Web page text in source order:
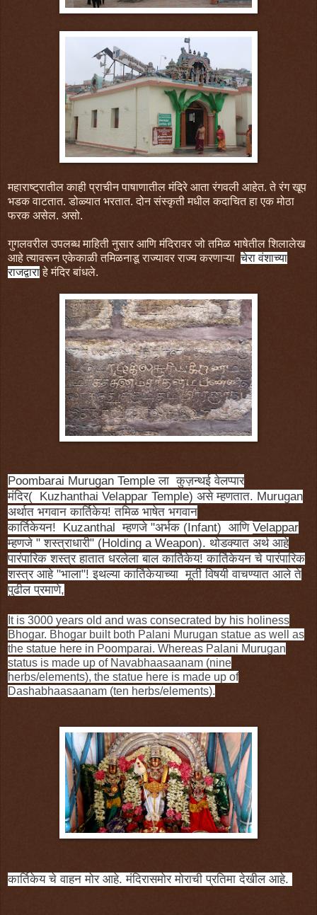
महाराष्ट्रातील काही प्राचीन पाषाणातील मंदिरे आता रंगवली आहेत. ते रंग खूप
भडक वाटतात. डोळ्यात भरतात. दोन संस्कृती मधील कदाचित हा एक मोठा
फरक असेल. असो.
गुगलवरील उपलब्ध माहिती नुसार आणि मंदिरावर जो तमिळ भाषेतील शिलालेख
आहे त्यावरून एकेकाळी तमिळनाडू राज्यावर राज्य करणाऱ्या चेरा वंशाच्या
राजद्वाराहे मंदिर बांधले.
Poombarai Murugan Temple ला कुज़न्थई वेलप्पार
मंदिर( Kuzhanthai Velappar Temple) असे म्हणतात. Murugan
अर्थात भगवान कार्तिकेय! तमिळ भाषेत भगवान
कार्तिकेयन!
Kuzanthal म्हणजे "अर्भक (Infant) आणि Velappar
म्हणजे " शस्त्राधारी" (Holding a Weapon). थोडक्यात अर्थ आहे
पारंपारिक शस्त्र हातात धरलेला बाल कार्तिकेय! कार्तिकेयन चे पारंपारिक
शस्त्र आहे "भाला"! इथल्या कार्तिकेयाच्या मूर्ती विषयी वाचण्यात आले ते
पुढील प्रमाणे,
It is 3000 years old and was consecrated by his holiness
Bhogar. Bhogar built both Palani Murugan statue as well as
the statue here in Poomparai. Whereas Palani Murugan
status is made up of Navabhaasaanam (nine
herbs/elements), the statue here is made up of
Dashabhaasaanam (ten herbs/elements).
कार्तिकेय चे वाहन मोर आहे. मंदिरासमोर मोराची प्रतिमा देखील आहे.